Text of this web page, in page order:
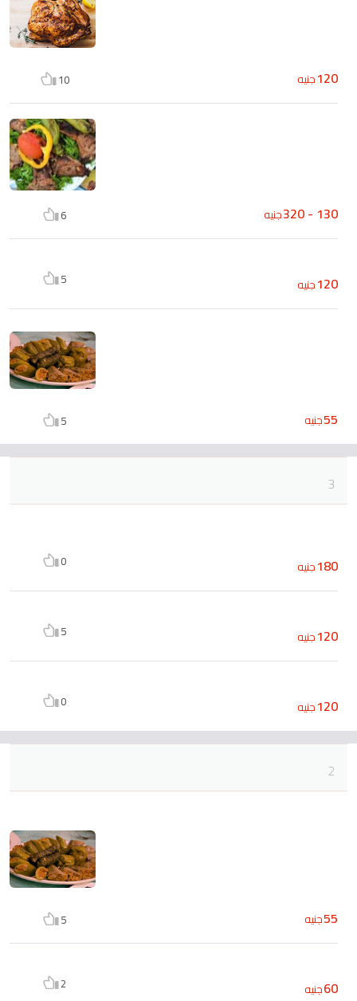
120جنيه 10
130 - 320 جنيه 6
120جنيه 5
55جنيه 5
3
180جنيه 0
120جنيه 5
120جنيه 0
2
55جنيه 5
60جنيه 2